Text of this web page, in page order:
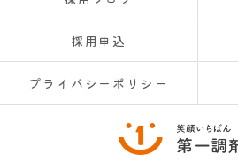
採用申込
プライバシーポリシー